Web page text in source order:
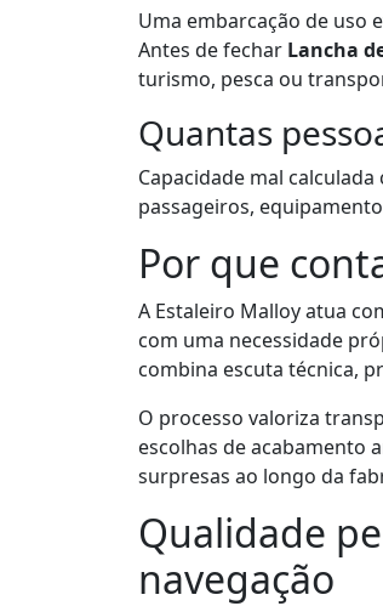
Uma embarcação de uso
Antes de fechar Lancha
turismo, pesca ou
Quantas
Capacidade mal
passageiros,
Por que
A Estaleiro Malloy atua
com uma necessidade
combina escuta técnica,
O processo valoriza
escolhas de acabamento
surpresas ao longo da
Qualidade
navegação